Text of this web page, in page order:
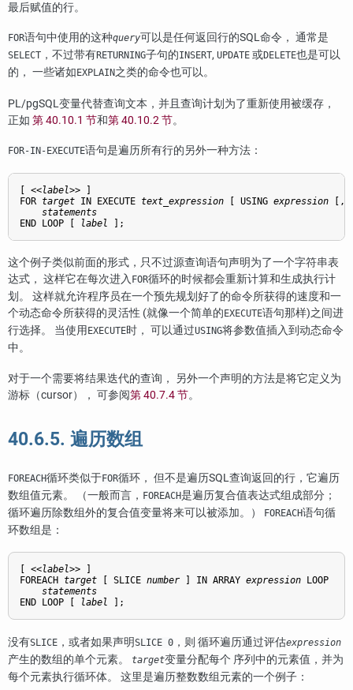
最后赋值的行。
FOR语句中使用的这种query可以是任何返回行的SQL命令， 通常是
SELECT ，不过带有RETURNING子句的INSERT, UPDATE 或DELETE也是可以
的， 一些诸如 EXPLAIN之类的命令也可以。
PL/pgSQL变量代替查询文本，并且查询计划为了重新使用被缓存，
正如 第 40.10.1 节和第 40.10.2 节。
FOR-IN-EXECUTE语句是遍历所有行的另外一种方法：
<<label>>
FOR target IN EXECUTE text_expression USING expression
,
statements
END LOOP [
label ];
这个例子类似前面的形式，只不过源查询语句声明为了一个字符串表
达式， 这样它在每次进入 FOR循环的时候都会重新计算和生成执行计
划。 这样就允许程序员在一个预先规划好了的命令所获得的速度和一
个动态命令所获得的灵活性 (就像一个简单的 EXECUTE语句那样)之间进
行选择。 当使用 EXECUTE时， 可以通过USING将参数值插入到动态命令
中。
对于一个需要将结果迭代的查询， 另外一个声明的方法是将它定义为
游标（cursor）， 可参阅第 40.7.4 节。
40.6.5. 遍历数组
FOREACH循环类似于FOR循环， 但不是遍历SQL查询返回的行，它遍历
数组值元素。 （一般而言， FOREACH是遍历复合值表达式组成部分；
循环遍历除数组外的复合值变量将来可以被添加。）
FOREACH语句循
环数组是：
<<label>>
FOREACH target SLICE number ] IN ARRAY expression LOOP
statements
END LOOP [
label ];
没有SLICE ，或者如果声明SLICE 0 ，则 循环遍历通过评估expression
产生的数组的单个元素。 target变量分配每个 序列中的元素值，并为
每个元素执行循环体。 这里是遍历整数数组元素的一个例子：